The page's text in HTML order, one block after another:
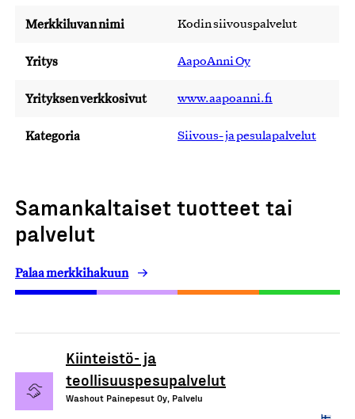
Merkkiluvan nimi Kodin siivouspalvelut
Yritys AapoAnni Oy
Yrityksen verkkosivut www.aapoanni.fi
Kategoria Siivous- ja pesulapalvelut
Samankaltaiset tuotteet tai
palvelut
Palaa merkkihakuun
Kiinteistö- ja
teollisuuspesupalvelut
Washout Painepesut Oy, Palvelu